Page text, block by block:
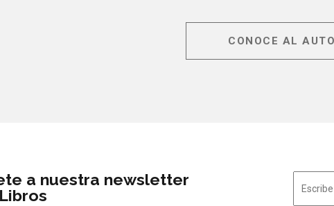
CONOCE AL
a nuestra newsletter